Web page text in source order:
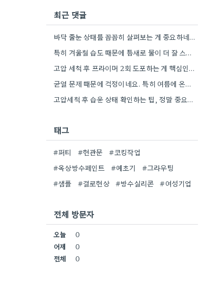
최근 댓글
바닥 줄눈 상태를 꼼꼼히 살펴보는 게 중요하네요. 오래된 아파트라면 줄눈부터 망가지기 쉬울 것 같아요.
특히 겨울철 습도 때문에 틈새로 물이 더 잘 스며드는 것 같아요. 오래된 건물일수록 이런 부분에…
고압 세척 후 프라이머 2회 도포하는 게 핵심인 것 같아요. 벽의 상태에 따라 흡수율이 달라지니까,…
균열 문제 때문에 걱정이네요. 특히 여름에 온도 변화가 심하면 더 흔할 텐데, 시공 전에 충분한…
고압세척 후 습윤 상태 확인하는 팁, 정말 중요하네요. 콘크리트 양생 기간도 꼼꼼히 확인해야 하는 것…
태그
#퍼티 #현관문
#코킹작업
#옥상방수페인트
#예초기
#그라우팅
#샘플
#결로현상 #방수실리콘 #여성기업
전체 방문자
오늘
0
어제
0
전체
0